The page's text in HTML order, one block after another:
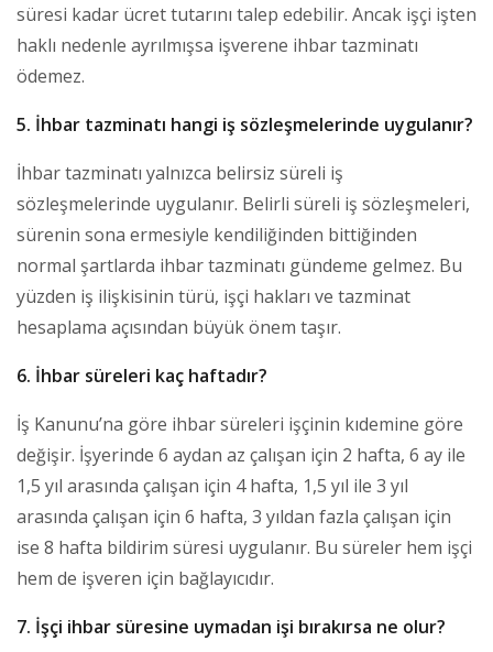
süresi kadar ücret tutarını talep edebilir. Ancak işçi işten
haklı nedenle ayrılmışsa işverene ihbar tazminatı
ödemez.
5. İhbar tazminatı hangi iş sözleşmelerinde uygulanır?
İhbar tazminatı yalnızca belirsiz süreli iş
sözleşmelerinde uygulanır. Belirli süreli iş sözleşmeleri,
sürenin sona ermesiyle kendiliğinden bittiğinden
normal şartlarda ihbar tazminatı gündeme gelmez. Bu
yüzden iş ilişkisinin türü, işçi hakları ve tazminat
hesaplama açısından büyük önem taşır.
6. İhbar süreleri kaç haftadır?
İş Kanunu’na göre ihbar süreleri işçinin kıdemine göre
değişir. İşyerinde 6 aydan az çalışan için 2 hafta, 6 ay ile
1,5 yıl arasında çalışan için 4 hafta, 1,5 yıl ile 3 yıl
arasında çalışan için 6 hafta, 3 yıldan fazla çalışan için
ise 8 hafta bildirim süresi uygulanır. Bu süreler hem işçi
hem de işveren için bağlayıcıdır.
7. İşçi ihbar süresine uymadan işi bırakırsa ne olur?